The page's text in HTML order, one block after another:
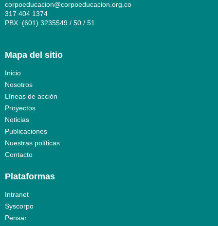
corpoeducacion@corpoeducacion.org.co
317 404 1374
PBX: (601) 3235549 / 50 / 51
Mapa del sitio
Inicio
Nosotros
Líneas de acción
Proyectos
Noticias
Publicaciones
Nuestras políticas
Contacto
Plataformas
Intranet
Syscorpo
Pensar